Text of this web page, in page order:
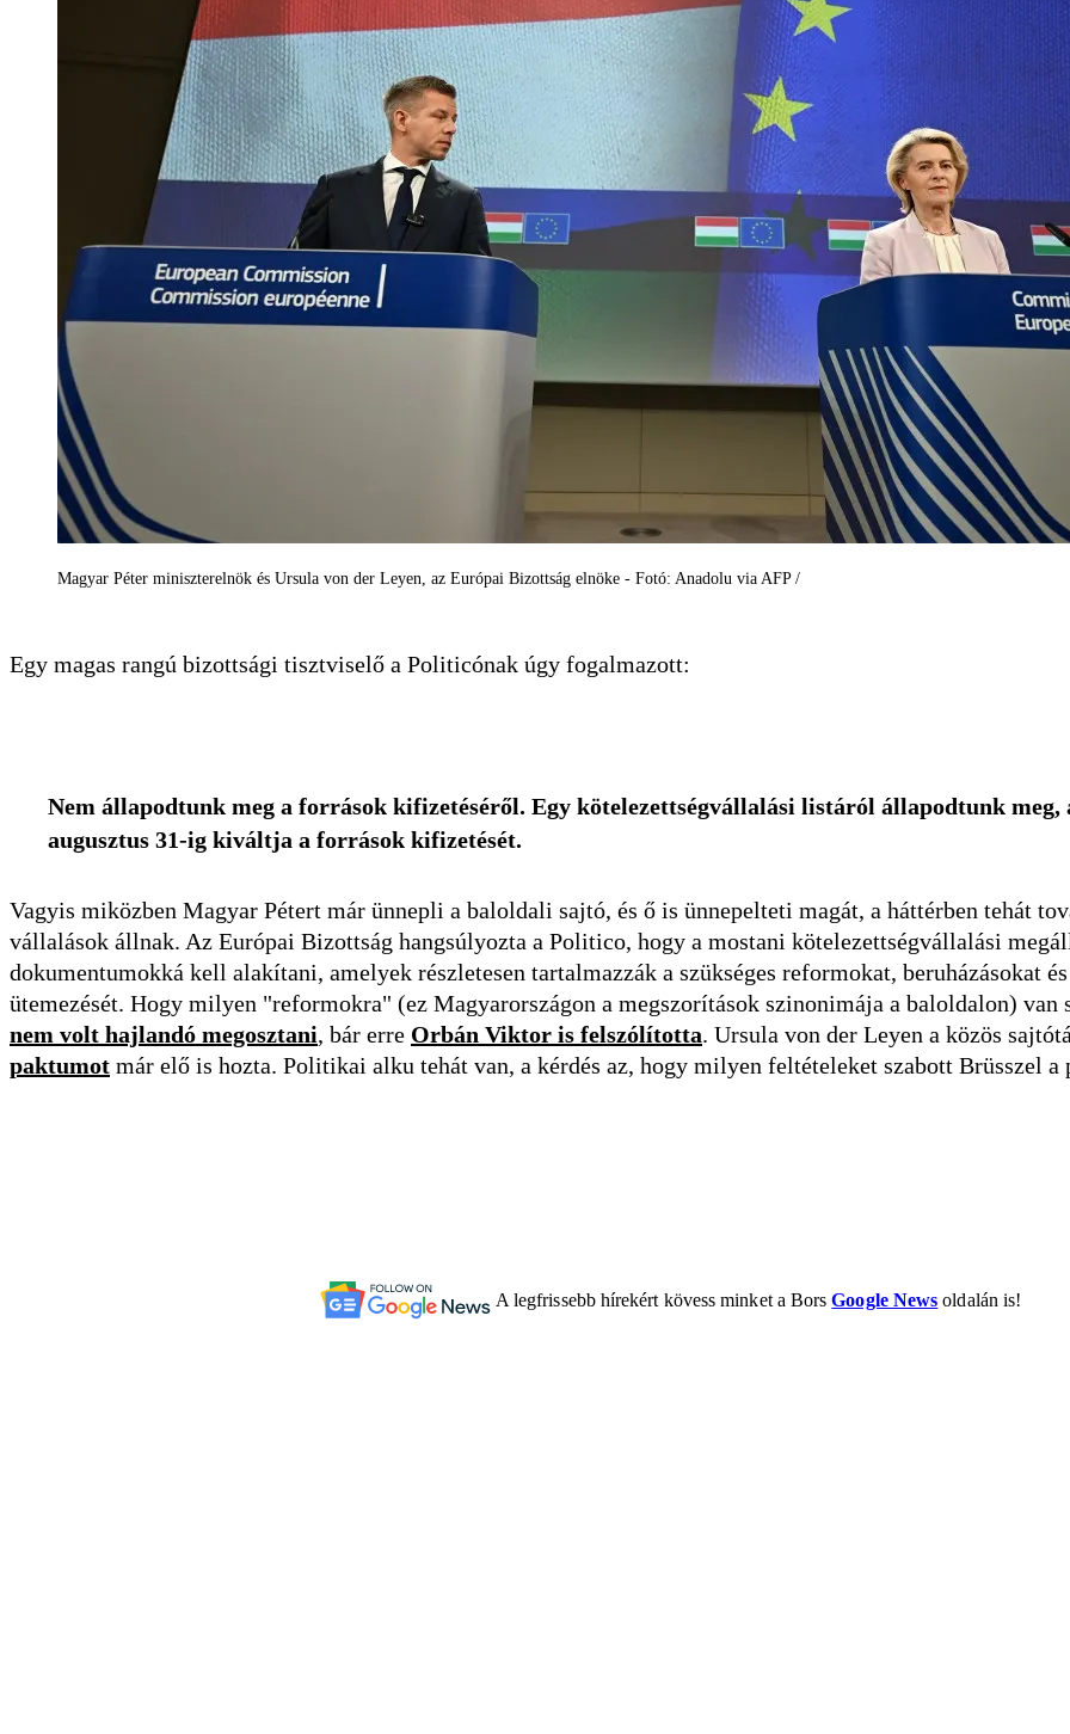
Magyar Péter miniszterelnök és Ursula von der Leyen, az Európai Bizottság elnöke - Fotó: Anadolu via AFP /
Egy magas rangú bizottsági tisztviselő a Politicónak úgy fogalmazott:
Nem állapodtunk meg a források kifizetéséről. Egy kötelezettségvállalási listáról állapodtunk meg,
augusztus 31-ig kiváltja a források kifizetését.
Vagyis miközben Magyar Pétert már ünnepli a baloldali sajtó, és ő is ünnepelteti magát, a háttérben tehát
vállalások állnak. Az Európai Bizottság hangsúlyozta a Politico, hogy a mostani kötelezettségvállalási
dokumentumokká kell alakítani, amelyek részletesen tartalmazzák a szükséges reformokat, beruházásokat
ütemezését. Hogy milyen "reformokra" (ez Magyarországon a megszorítások szinonimája a baloldalon) van
nem volt hajlandó megosztani, bár erre Orbán Viktor is felszólította. Ursula von der Leyen a közös
paktumot már elő is hozta. Politikai alku tehát van, a kérdés az, hogy milyen feltételeket szabott Brüsszel a
A legfrissebb hírekért kövess minket a BorsGoogle News oldalán is!